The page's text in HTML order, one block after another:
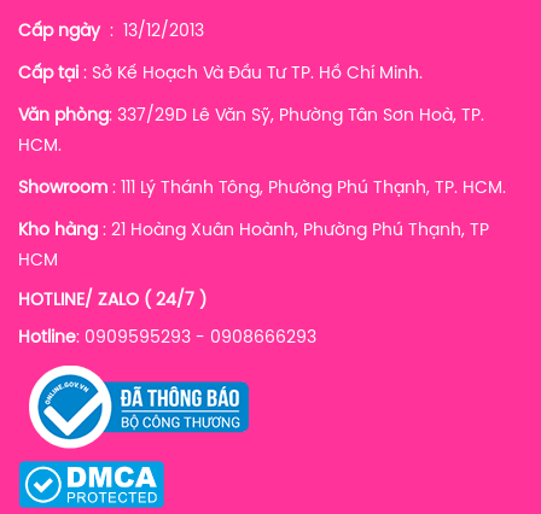
Cấp ngày: 13/12/2013
Cấp tại : Sở Kế Hoạch Và Đầu Tư TP. Hồ Chí Minh.
Văn phòng: 337/29D Lê Văn Sỹ, Phường Tân Sơn Hoà, TP.
HCM.
Showroom : 111 Lý Thánh Tông, Phường Phú Thạnh, TP. HCM.
Kho hàng : 21 Hoàng Xuân Hoành, Phường Phú Thạnh, TP
HCM
HOTLINE/ ZALO ( 24/7 )
Hotline: 0909595293 - 0908666293